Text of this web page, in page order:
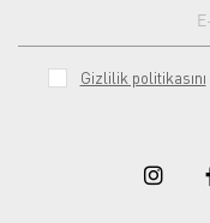
Gizlilik politikasını